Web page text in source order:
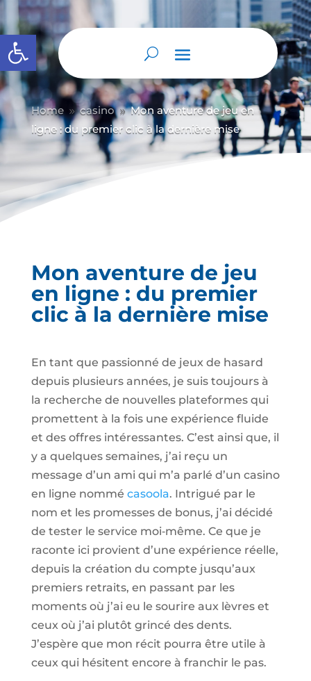
Abrir barra de herramientas
Home 9 casino 9 Mon aventure de jeu en
ligne : du premier clic à la dernière mise
Mon aventure de jeu
en ligne : du premier
clic à la dernière mise
En tant que passionné de jeux de hasard
depuis plusieurs années, je suis toujours à
la recherche de nouvelles plateformes qui
promettent à la fois une expérience fluide
et des offres intéressantes. C’est ainsi que, il
y a quelques semaines, j’ai reçu un
message d’un ami qui m’a parlé d’un casino
en ligne nommé casoola. Intrigué par le
nom et les promesses de bonus, j’ai décidé
de tester le service moi‑même. Ce que je
raconte ici provient d’une expérience réelle,
depuis la création du compte jusqu’aux
premiers retraits, en passant par les
moments où j’ai eu le sourire aux lèvres et
ceux où j’ai plutôt grincé des dents.
J’espère que mon récit pourra être utile à
ceux qui hésitent encore à franchir le pas.